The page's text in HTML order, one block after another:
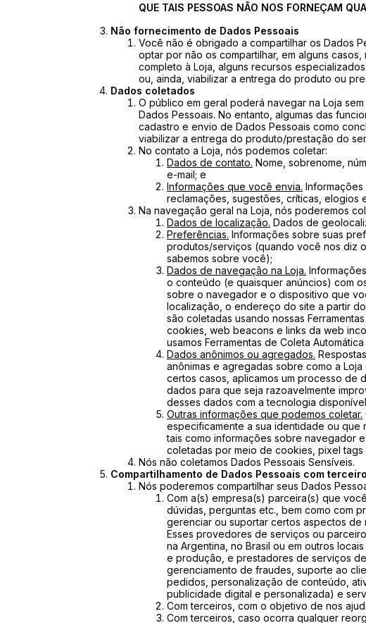
QUE TAIS PESSOAS NÃO NOS FORNEÇAM
Não fornecimento de Dados Pessoais
Você não é obrigado a compartilhar os Dados
optar por não os compartilhar, em alguns
completo à Loja, alguns recursos
ou, ainda, viabilizar a entrega do produto ou
Dados coletados
O público em geral poderá navegar na Loja
Dados Pessoais. No entanto, algumas das
cadastro e envio de Dados Pessoais como
viabilizar a entrega do produto/prestação do
No contato a Loja, nós podemos coletar:
Dados de contato. Nome, sobrenome,
e-mail; e
Informações que você envia.
reclamações, sugestões, críticas, elogios
Na navegação geral na Loja, nós poderemos
Dados de localização. Dados de
Preferências. Informações sobre suas
produtos/serviços (quando você nos diz
sabemos sobre você);
Dados de navegação na Loja.
o conteúdo (e quaisquer anúncios) com
sobre o navegador e o dispositivo que
localização, o endereço do site a partir
são coletadas usando nossas
cookies, web beacons e links da web
usamos Ferramentas de Coleta
Dados anônimos ou agregados.
anônimas e agregadas sobre como a
certos casos, aplicamos um processo de
dados para que seja razoavelmente
desses dados com a tecnologia
Outras informações que podemos coletar.
especificamente a sua identidade ou que
tais como informações sobre navegador
coletadas por meio de cookies, pixel tags
Nós não coletamos Dados Pessoais Sensíveis.
Compartilhamento de Dados Pessoais com
Nós poderemos compartilhar seus Dados
Com a(s) empresa(s) parceira(s) que
dúvidas, perguntas etc., bem como com
gerenciar ou suportar certos aspectos de
Esses provedores de serviços ou
na Argentina, no Brasil ou em outros
e produção, e prestadores de serviços
gerenciamento de fraudes, suporte ao
pedidos, personalização de conteúdo,
publicidade digital e personalizada) e
Com terceiros, com o objetivo de nos
Com terceiros, caso ocorra qualquer